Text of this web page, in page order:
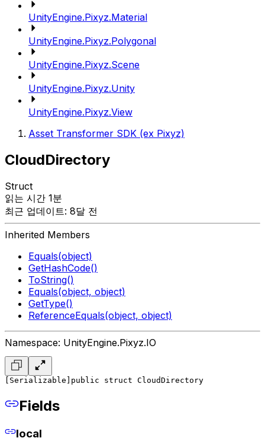
UnityEngine.Pixyz.Material
UnityEngine.Pixyz.Polygonal
UnityEngine.Pixyz.Scene
UnityEngine.Pixyz.Unity
UnityEngine.Pixyz.View
Asset Transformer SDK (ex Pixyz)
CloudDirectory
Struct
읽는 시간 1분
최근 업데이트: 8달 전
Inherited Members
Equals(object)
GetHashCode()
ToString()
Equals(object, object)
GetType()
ReferenceEquals(object, object)
Namespace: UnityEngine.Pixyz.IO
[Serializable] public struct CloudDirectory
Fields
local